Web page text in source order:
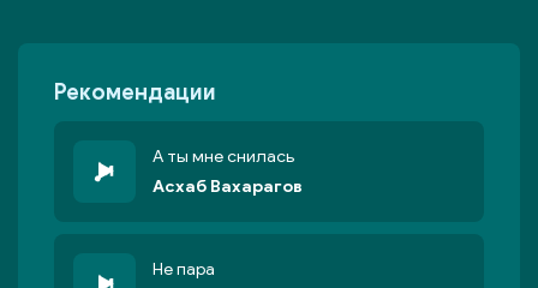
Рекомендации
А ты мне снилась
Асхаб Вахарагов
Не пара